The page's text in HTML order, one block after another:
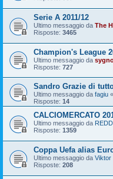
Serie A 2011/12
Ultimo messaggio da The
Risposte: 3465
Champion's League
Ultimo messaggio da
Risposte: 727
Sandro Grazie di
Ultimo messaggio da fagiu «
Risposte: 14
CALCIOMERCATO
Ultimo messaggio da
Risposte: 1359
Coppa Uefa alias
Ultimo messaggio da Viktor
Risposte: 208